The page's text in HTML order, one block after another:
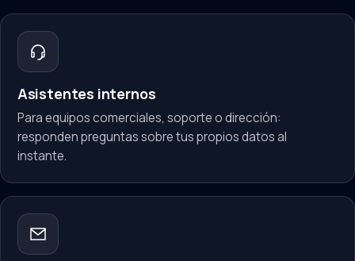
Asistentes internos
Para equipos comerciales, soporte o dirección:
responden preguntas sobre tus propios datos al
instante.